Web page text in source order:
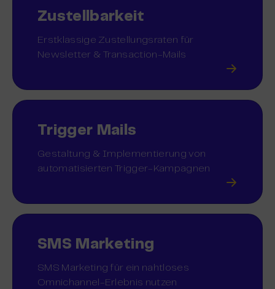
Zustellbarkeit
Erstklassige Zustellungsraten für
Newsletter & Transaction-Mails
Trigger Mails
Gestaltung & Implementierung von
automatisierten Trigger-Kampagnen
SMS Marketing
SMS Marketing für ein nahtloses
Omnichannel-Erlebnis nutzen